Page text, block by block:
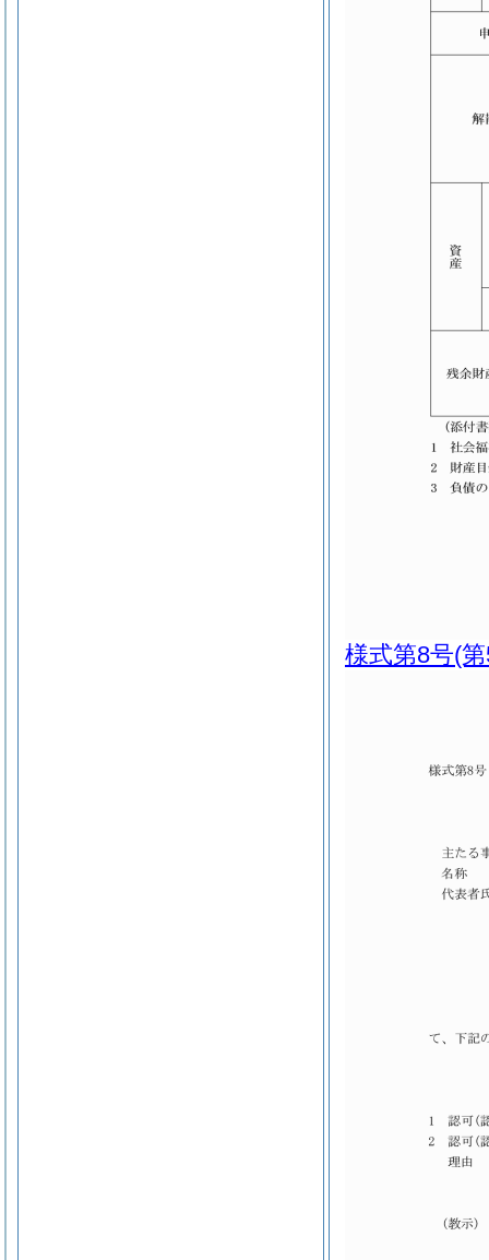
様式第8号(